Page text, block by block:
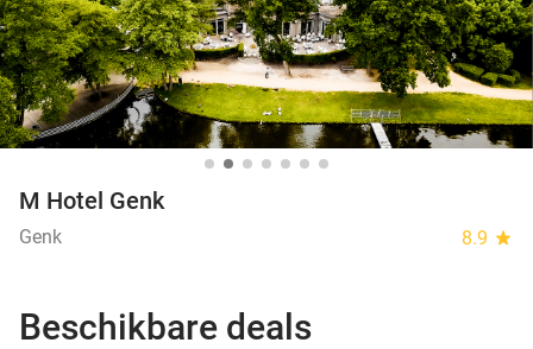
M Hotel Genk
Genk 8.9 star
Beschikbare deals